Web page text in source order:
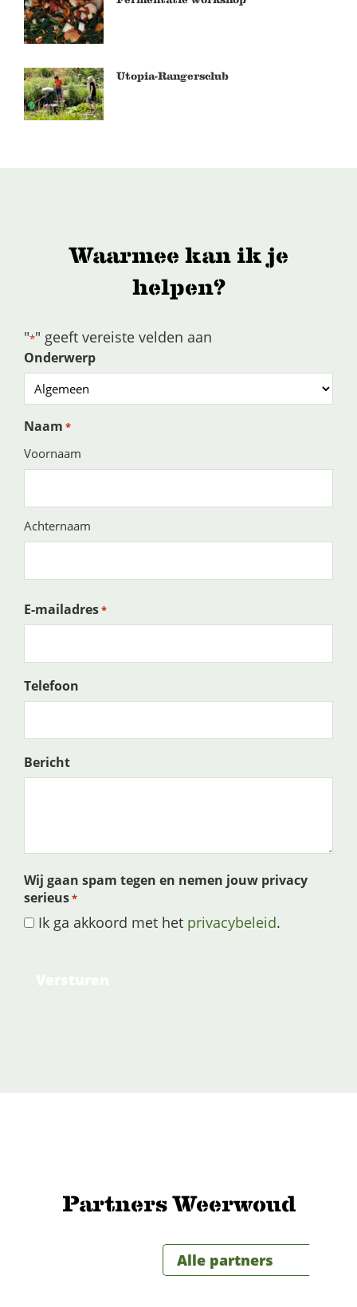
Utopia-Rangersclub
Waarmee kan ik je
helpen?
"*" geeft vereiste velden aan
Onderwerp
Naam *
Voornaam
Achternaam
E-mailadres*
Telefoon
Bericht
Wij gaan spam tegen en nemen jouw privacy
serieus*
Ik ga akkoord met het privacybeleid.
Partners Weerwoud
Alle partners